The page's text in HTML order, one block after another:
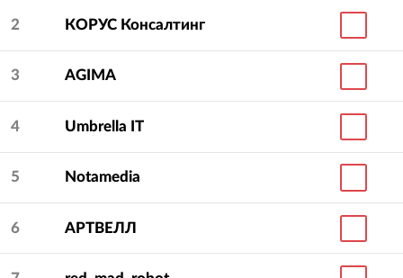
2 КОРУС Консалтинг
3 AGIMA
4 Umbrella IT
5 Notamedia
6 АРТВЕЛЛ